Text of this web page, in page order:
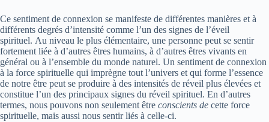
Ce sentiment de connexion se manifeste de différentes manières et à
différents degrés d’intensité comme l’un des signes de l’éveil
spirituel. Au niveau le plus élémentaire, une personne peut se sentir
fortement liée à d’autres êtres humains, à d’autres êtres vivants en
général ou à l’ensemble du monde naturel. Un sentiment de connexion
à la force spirituelle qui imprègne tout l’univers et qui forme l’essence
de notre être peut se produire à des intensités de réveil plus élevées et
constitue l’un des principaux signes du réveil spirituel. En d’autres
termes, nous pouvons non seulement être conscients de cette force
spirituelle, mais aussi nous sentir liés à celle-ci.